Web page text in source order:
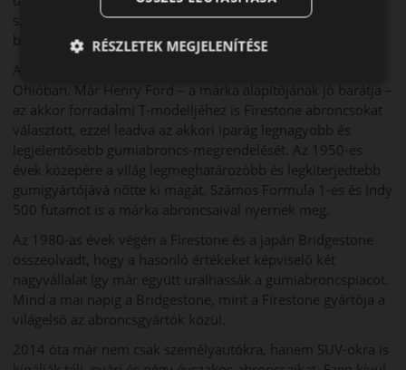
szinte legjobbnak számít, ami számos független teszten
bizonyosodott már be.
A céget 1900-ban alapították, az egyesült államokbeli
Ohióban. Már Henry Ford – a márka alapítójának jó barátja –
az akkor forradalmi T-modelljéhez is Firestone abroncsokat
választott, ezzel leadva az akkori iparág legnagyobb és
legjelentősebb gumiabroncs-megrendelését. Az 1950-es
évek közepére a világ legmeghatározóbb és legkiterjedtebb
gumigyártójává nőtte ki magát. Számos Formula 1-es és Indy
500 futamot is a márka abroncsaival nyernek meg.
Az 1980-as évek végén a Firestone és a japán Bridgestone
összeolvadt, hogy a hasonló értékeket képviselő két
nagyvállalat így már együtt uralhassák a gumiabroncspiacot.
Mind a mai napig a Bridgestone, mint a Firestone gyártója a
világelső az abroncsgyártók közül.
2014 óta már nem csak személyautókra, hanem SUV-okra is
RÉSZLETEK MEGJELENÍTÉSE